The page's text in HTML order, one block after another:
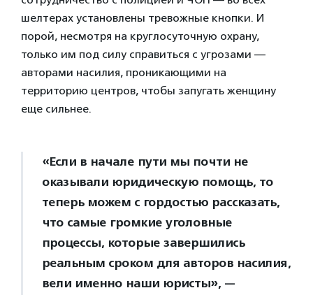
шелтерах установлены тревожные кнопки. И
порой, несмотря на круглосуточную охрану,
только им под силу справиться с угрозами —
авторами насилия, проникающими на
территорию центров, чтобы запугать женщину
еще сильнее.
«Если в начале пути мы почти не
оказывали юридическую помощь, то
теперь можем с гордостью рассказать,
что самые громкие уголовные
процессы, которые завершились
реальным сроком для авторов насилия,
вели именно наши юристы», —